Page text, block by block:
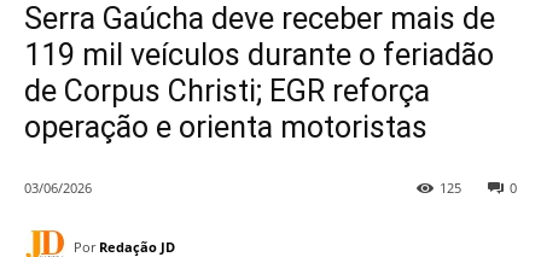
Serra Gaúcha deve receber mais de
119 mil veículos durante o feriadão
de Corpus Christi; EGR reforça
operação e orienta motoristas
03/06/2026 0
125
Por Redação JD